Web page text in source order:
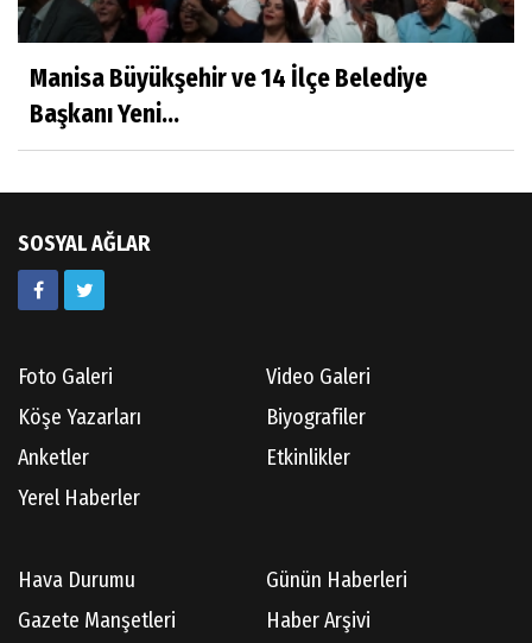
Hatice CAVULDAK
Av.Ahmet ÖZDEMİR
Doç.Dr.İbrahim KOÇ
Hisarcıların Son Şairini Uğurlarken
Manisa Büyükşehir ve 14 İlçe Belediye
Başkanı Yeni...
SOSYAL AĞLAR
Foto Galeri
Video Galeri
Köşe Yazarları
Biyografiler
Anketler
Etkinlikler
Yerel Haberler
Hava Durumu
Günün Haberleri
Gazete Manşetleri
Haber Arşivi